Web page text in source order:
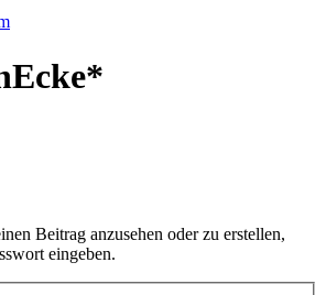
Beitrag anzusehen oder zu erstellen,
eingeben.